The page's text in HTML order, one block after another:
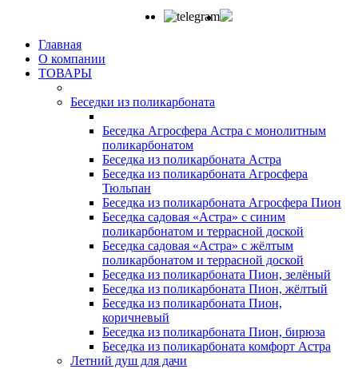
Главная
О компании
ТОВАРЫ
Беседки из поликарбоната
Беседка Агросфера Астра с монолитным
поликарбонатом
Беседка из поликарбоната Астра
Беседка из поликарбоната Агросфера
Тюльпан
Беседка из поликарбоната Агросфера Пион
Беседка садовая «Астра» с синим
поликарбонатом и террасной доской
Беседка садовая «Астра» с жёлтым
поликарбонатом и террасной доской
Беседка из поликарбоната Пион, зелёный
Беседка из поликарбоната Пион, жёлтый
Беседка из поликарбоната Пион,
коричневый
Беседка из поликарбоната Пион, бирюза
Беседка из поликарбоната комфорт Астра
Летний душ для дачи